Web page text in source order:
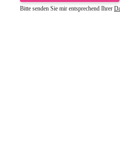
Bitte senden Sie mir entsprechend Ihrer